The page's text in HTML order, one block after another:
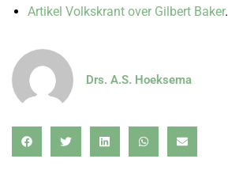
Artikel Volkskrant over Gilbert Baker.
Drs. A.S. Hoeksema